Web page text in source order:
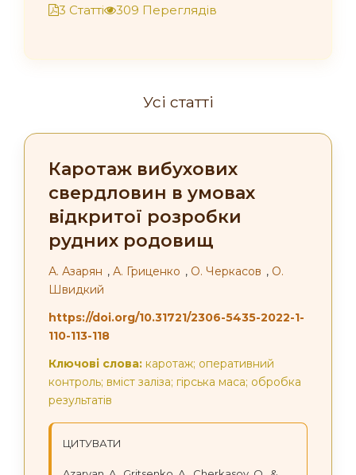
3 Статті 309 Переглядів
Усі статті
Каротаж вибухових
свердловин в умовах
відкритої розробки
рудних родовищ
А. Азарян , А. Гриценко , О. Черкасов , О.
Швидкий
https://doi.org/10.31721/2306-5435-2022-1-
110-113-118
Ключові слова: каротаж; оперативний
контроль; вміст заліза; гірська маса; обробка
результатів
ЦИТУВАТИ